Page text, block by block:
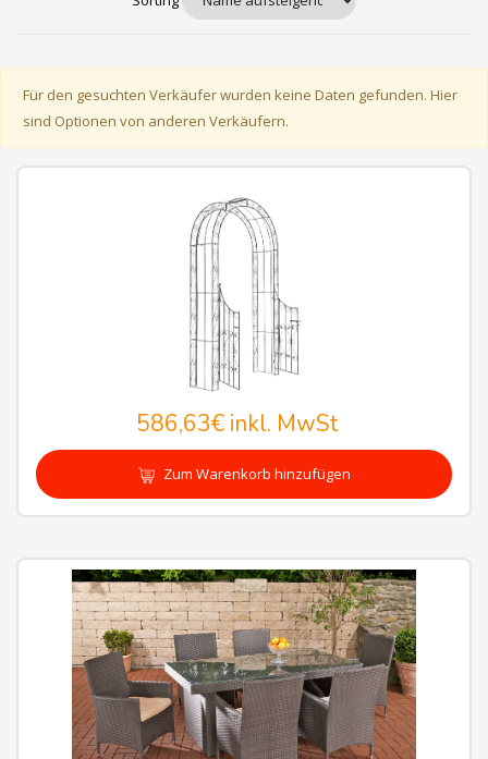
Für den gesuchten Verkäufer wurden keine Daten gefunden. Hier
sind Optionen von anderen Verkäufern.
586,63€inkl. MwSt
Zum Warenkorb hinzufügen